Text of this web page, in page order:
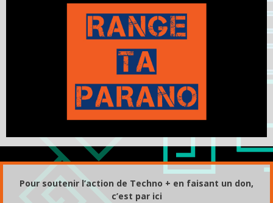
Pour soutenir l’action de Techno + en faisant un don,
c’est par ici